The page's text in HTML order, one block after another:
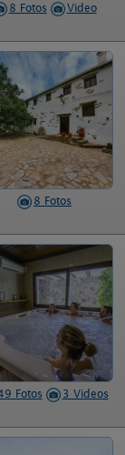
8 Fotos Video
8 Fotos
Fotos 3 Videos